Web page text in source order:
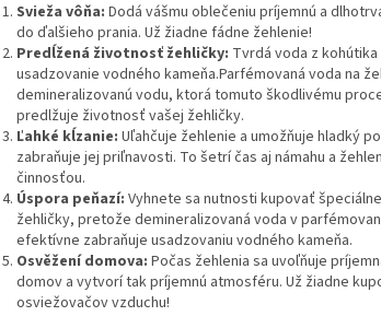
Svieža vôňa: Dodá vášmu oblečeniu príjemnú a
do ďalšieho prania. Už žiadne fádne žehlenie!
Predĺžená životnosť žehličky: Tvrdá voda z
usadzovanie vodného kameňa.Parfémovaná voda na
demineralizovanú vodu, ktorá tomuto škodlivému
predlžuje životnosť vašej žehličky.
Ľahké kĺzanie: Uľahčuje žehlenie a umožňuje hladký
zabraňuje jej priľnavosti. To šetrí čas aj námahu a
činnosťou.
Úspora peňazí: Vyhnete sa nutnosti kupovať
žehličky, pretože demineralizovaná voda v
efektívne zabraňuje usadzovaniu vodného kameňa.
Osvěžení domova: Počas žehlenia sa uvoľňuje
domov a vytvorí tak príjemnú atmosféru. Už žiadne
osviežovačov vzduchu!